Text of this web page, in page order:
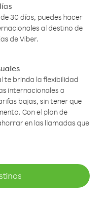
30 días, puedes hacer
al destino de
de Viber.
te brinda la flexibilidad
internacionales a
bajas, sin tener que
Con el plan de
en las llamadas que